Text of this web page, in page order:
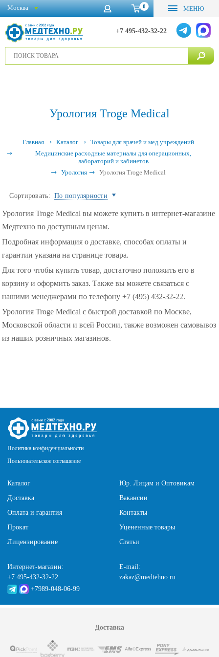
0 МЕНЮ
+7 495-432-32-22
Москва
Урология Troge Medical
Главная Каталог
Товары для врачей и мед.учреждений
Медицинские расходные материалы для операционных,
лабораторий и кабинетов
Урология
Урология Troge Medical
Сортировать: По популярности
Урология Troge Medical вы можете купить в интернет-магазине
Медтехно по доступным ценам.
Подробная информация о доставке, способах оплаты и
гарантии указана на странице товара.
Для того чтобы купить товар, достаточно положить его в
корзину и оформить заказ. Также вы можете связаться с
нашими менеджерами по телефону +7 (495) 432-32-22.
Урология Troge Medical с быстрой доставкой по Москве,
Московской области и всей России, также возможен самовывоз
из наших розничных магазинов.
Политика конфиденциальности
Пользовательское соглашение
Каталог
Доставка
Оплата и гарантия
Прокат
Лицензирование
Юр. Лицам и Оптовикам
Вакансии
Контакты
Уцененные товары
Статьи
Интернет-магазин:
+7 495-432-32-22
+7989-048-06-99
E-mail:
zakaz@medtehno.ru
Доставка